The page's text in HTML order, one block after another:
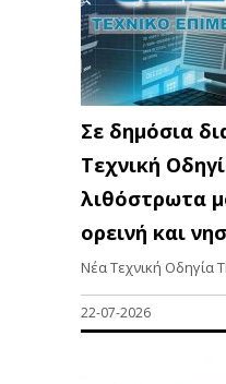
Σε δημόσια
Τεχνική
λιθόστρωτα
ορεινή και
Νέα Τεχνική Οδηγία
22-07-2026